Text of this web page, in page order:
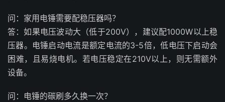
问：家用电锤需要配稳压器吗？
答：如果电压波动大（低于200V），建议配1000W以上稳
压器。电锤启动电流是额定电流的3-5倍，低电压下启动会
困难，且易烧电机。若电压稳定在210V以上，则无需额外
设备。
问：电锤的碳刷多久换一次？